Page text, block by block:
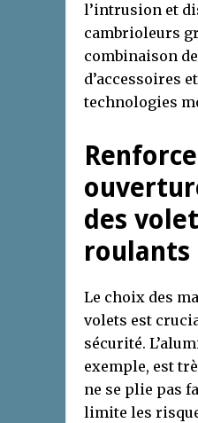
l’intrusion et
cambrioleurs
combinaison
d’accessoires
technologies
des
roulants
Le choix des
volets est
sécurité.
exemple, est
ne se plie pas
limite les